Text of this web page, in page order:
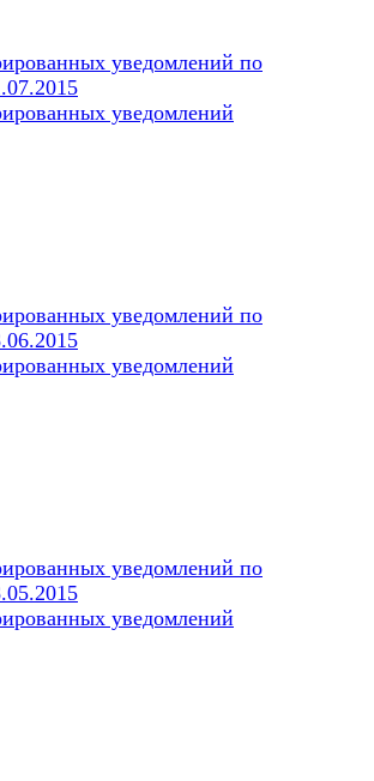
уведомлений по
уведомлений
уведомлений по
уведомлений
уведомлений по
уведомлений